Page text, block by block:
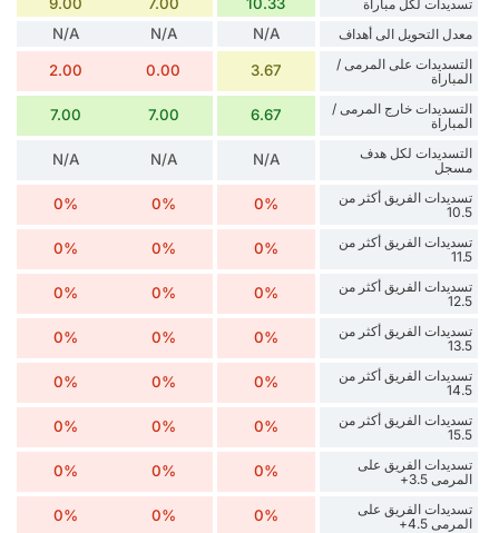
تسديدات لكل مباراة
معدل التحويل الى أهداف N/A
N/A
N/A
التسديدات على المرمى /
المباراة
3.67
0.00
2.00
التسديدات خارج المرمى /
المباراة
6.67
7.00
7.00
التسديدات لكل هدف
مسجل
N/A
N/A
N/A
تسديدات الفريق أكثر من
10.5
0%
0%
0%
تسديدات الفريق أكثر من
11.5
0%
0%
0%
تسديدات الفريق أكثر من
12.5
0%
0%
0%
تسديدات الفريق أكثر من
13.5
0%
0%
0%
تسديدات الفريق أكثر من
14.5
0%
0%
0%
تسديدات الفريق أكثر من
15.5
0%
0%
0%
تسديدات الفريق على
المرمى 3.5+
0%
0%
0%
تسديدات الفريق على
المرمى 4.5+
0%
0%
0%